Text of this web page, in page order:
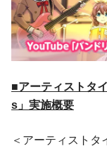
■アーティストタ
s」実施概要
＜アーティストタ